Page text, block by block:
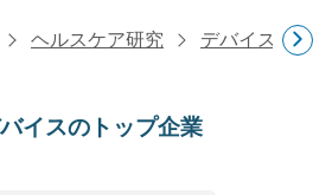
ヘルスケア研究 デバイス・医
イスのトップ企業